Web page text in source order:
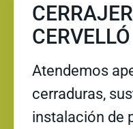
CERVELLÓ
Atendemos
cerraduras,
instalación de